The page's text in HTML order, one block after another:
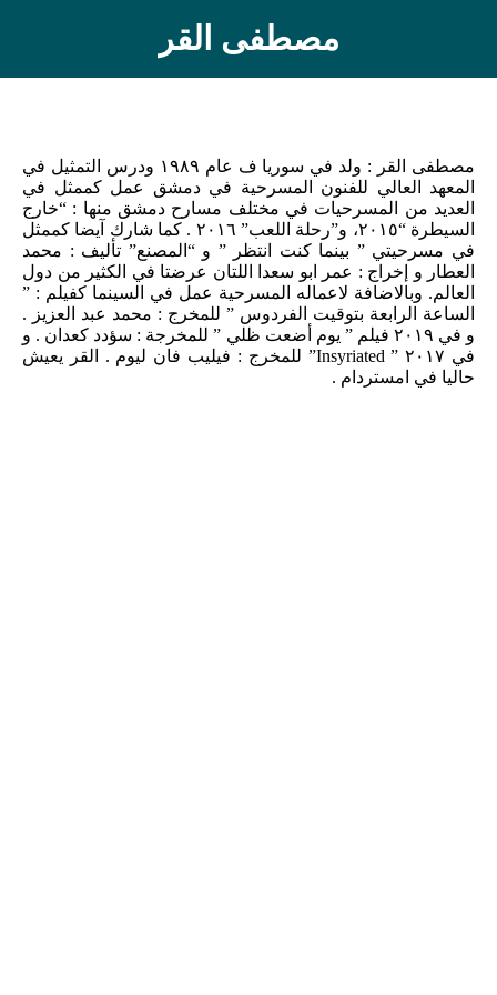
مصطفى القر
مصطفى القر : ولد في سوريا ف عام ١٩٨٩ ودرس التمثيل في
المعهد العالي للفنون المسرحية في دمشق عمل كممثل في
العديد من المسرحيات في مختلف مسارح دمشق منها : “خارج
السيطرة “٢٠١٥، و”رحلة اللعب” ٢٠١٦ . كما شارك آيضا كممثل
في مسرحيتي ” بينما كنت انتظر ” و “المصنع” تأليف : محمد
العطار و إخراج : عمر ابو سعدا اللتان عرضتا في الكثير من دول
العالم. وبالاضافة لاعماله المسرحية عمل في السينما كفيلم : ”
الساعة الرابعة بتوقيت الفردوس ” للمخرج : محمد عبد العزيز .
و في ٢٠١٩ فيلم ” يوم أضعت ظلي ” للمخرجة : سؤدد كعدان . و
في ٢٠١٧ ” Insyriated” للمخرج : فيليب فان ليوم . القر يعيش
حاليا في امستردام .